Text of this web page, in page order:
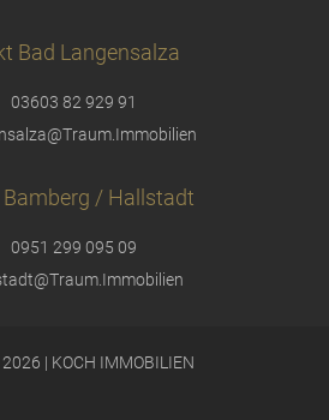
Bad Langensalza
03603 82 929 91
/ Hallstadt
0951 299 095 09
| KOCH IMMOBILIEN